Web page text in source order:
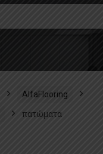
AlfaFlooring
πατώματα